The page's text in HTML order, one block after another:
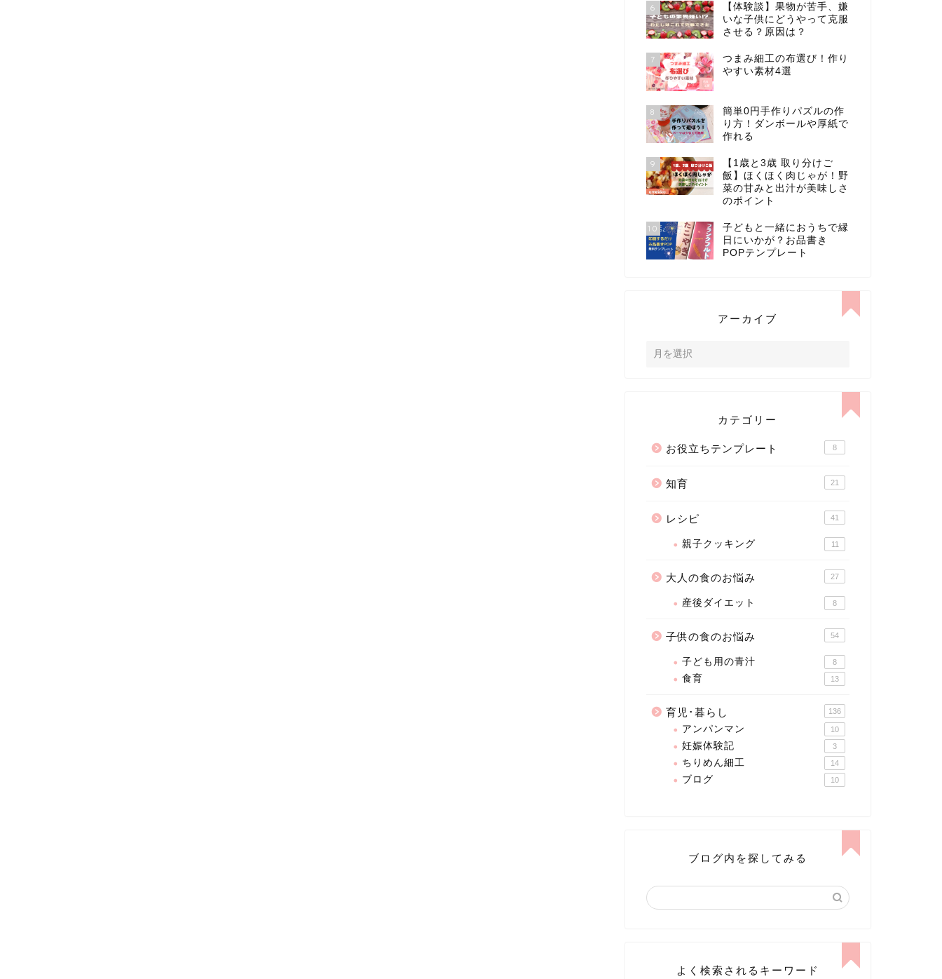
6
【体験談】果物が苦手、嫌
いな子供にどうやって克服
させる？原因は？
7
つまみ細工の布選び！作り
やすい素材4選
8
簡単0円手作りパズルの作
り方！ダンボールや厚紙で
作れる
9
【1歳と3歳 取り分けご
飯】ほくほく肉じゃが！野
菜の甘みと出汁が美味しさ
のポイント
10
子どもと一緒におうちで縁
日にいかが？お品書き
POPテンプレート
アーカイブ
カテゴリー
お役立ちテンプレート 8
知育 21
レシピ 41
親子クッキング 11
大人の食のお悩み 27
産後ダイエット 8
子供の食のお悩み 54
子ども用の青汁 8
食育 13
育児･暮らし 136
アンパンマン 10
妊娠体験記 3
ちりめん細工 14
ブログ 10
ブログ内を探してみる
よく検索されるキーワード